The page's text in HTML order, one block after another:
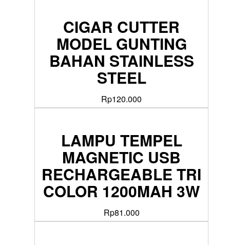
CIGAR CUTTER
MODEL GUNTING
BAHAN STAINLESS
STEEL
Rp120.000
LAMPU TEMPEL
MAGNETIC USB
RECHARGEABLE TRI
COLOR 1200MAH 3W
Rp81.000